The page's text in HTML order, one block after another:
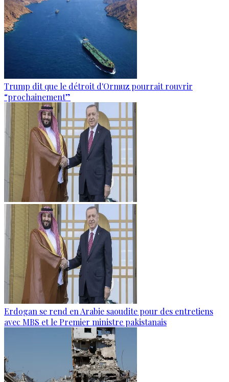
Trump dit que le détroit d'Ormuz pourrait rouvrir
“prochainement”
Erdogan se rend en Arabie saoudite pour des entretiens
avec MBS et le Premier ministre pakistanais